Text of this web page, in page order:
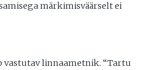
märkimisväärselt ei
vastutav linnaametnik. “Tartu